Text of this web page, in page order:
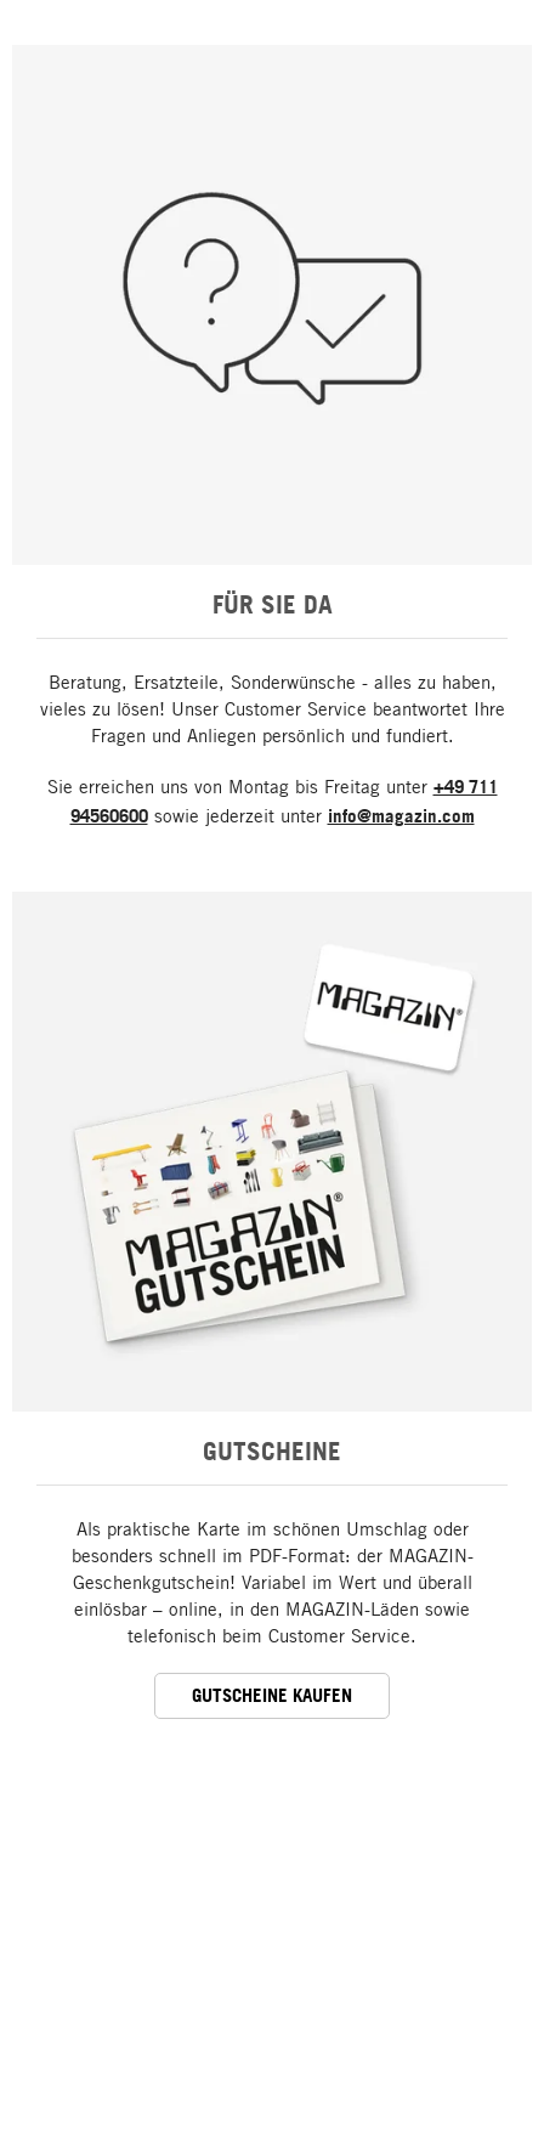
FÜR SIE DA
Beratung, Ersatzteile, Sonderwünsche - alles zu haben,
vieles zu lösen! Unser Customer Service beantwortet Ihre
Fragen und Anliegen persönlich und fundiert.
Sie erreichen uns von Montag bis Freitag unter +49 711
94560600sowie jederzeit unter info@magazin.com
GUTSCHEINE
Als praktische Karte im schönen Umschlag oder
besonders schnell im PDF-Format: der MAGAZIN-
Geschenkgutschein! Variabel im Wert und überall
einlösbar – online, in den MAGAZIN-Läden sowie
telefonisch beim Customer Service.
GUTSCHEINE KAUFEN